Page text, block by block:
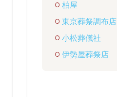
柏屋
東京葬祭調布店
小松葬儀社
伊勢屋葬祭店